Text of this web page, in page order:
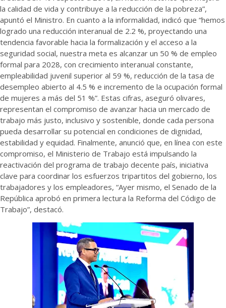
la calidad de vida y contribuye a la reducción de la pobreza”,
apuntó el Ministro. En cuanto a la informalidad, indicó que “hemos
logrado una reducción interanual de 2.2 %, proyectando una
tendencia favorable hacia la formalización y el acceso a la
seguridad social, nuestra meta es alcanzar un 50 % de empleo
formal para 2028, con crecimiento interanual constante,
empleabilidad juvenil superior al 59 %, reducción de la tasa de
desempleo abierto al 4.5 % e incremento de la ocupación formal
de mujeres a más del 51 %”. Estas cifras, aseguró olivares,
representan el compromiso de avanzar hacia un mercado de
trabajo más justo, inclusivo y sostenible, donde cada persona
pueda desarrollar su potencial en condiciones de dignidad,
estabilidad y equidad. Finalmente, anunció que, en línea con este
compromiso, el Ministerio de Trabajo está impulsando la
reactivación del programa de trabajo decente país, iniciativa
clave para coordinar los esfuerzos tripartitos del gobierno, los
trabajadores y los empleadores, “Ayer mismo, el Senado de la
República aprobó en primera lectura la Reforma del Código de
Trabajo”, destacó.